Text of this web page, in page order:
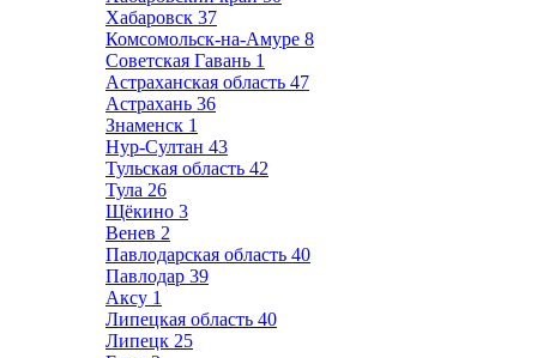
Хабаровск 37
Комсомольск-на-Амуре 8
Советская Гавань 1
Астраханская область 47
Астрахань 36
Знаменск 1
Нур-Султан 43
Тульская область 42
Тула 26
Щёкино 3
Венев 2
Павлодарская область 40
Павлодар 39
Аксу 1
Липецкая область 40
Липецк 25